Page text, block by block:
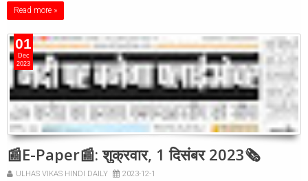
Read more »
01
Dec
2023
📰E-Paper📰: शुक्रवार, 1 दिसंबर 2023🗞
ULHAS VIKAS HINDI DAILY 2023-12-1